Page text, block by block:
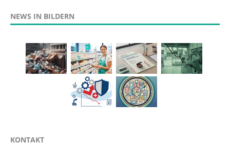
NEWS IN BILDERN
KONTAKT